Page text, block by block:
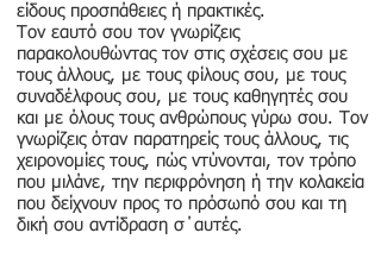
είδους προσπάθειες ή πρακτικές.
Τον εαυτό σου τον γνωρίζεις
παρακολουθώντας τον στις σχέσεις σου με
τους άλλους, με τους φίλους σου, με τους
συναδέλφους σου, με τους καθηγητές σου
και με όλους τους ανθρώπους γύρω σου. Τον
γνωρίζεις όταν παρατηρείς τους άλλους, τις
χειρονομίες τους, πώς ντύνονται, τον τρόπο
που μιλάνε, την περιφρόνηση ή την κολακεία
που δείχνουν προς το πρόσωπό σου και τη
δική σου αντίδραση σ΄αυτές.